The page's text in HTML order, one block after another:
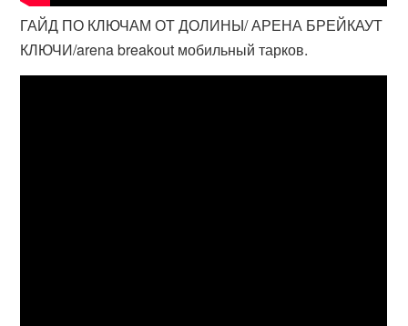
ГАЙД ПО КЛЮЧАМ ОТ ДОЛИНЫ/ АРЕНА БРЕЙКАУТ
КЛЮЧИ/arena breakout мобильный тарков.